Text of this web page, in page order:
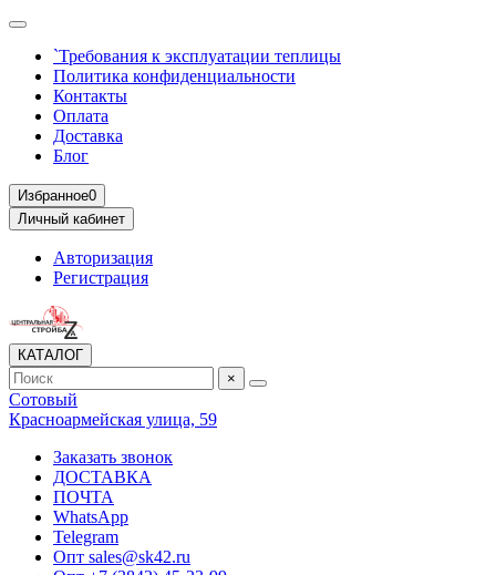
`Требования к эксплуатации теплицы
Политика конфиденциальности
Контакты
Оплата
Доставка
Блог
Избранное0
Личный кабинет
Авторизация
Регистрация
КАТАЛОГ
×
Сотовый
Красноармейская улица, 59
Заказать звонок
ДОСТАВКА
ПОЧТА
WhatsApp
Telegram
Опт sales@sk42.ru